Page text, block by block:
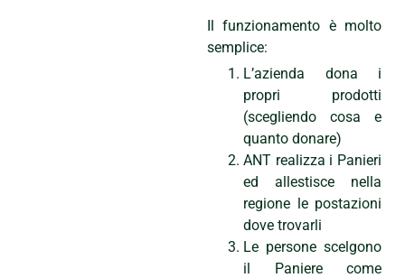
Il funzionamento è molto
semplice:
L’azienda dona i
propri prodotti
(scegliendo cosa e
quanto donare)
ANT realizza i Panieri
ed allestisce nella
regione le postazioni
dove trovarli
Le persone scelgono
il Paniere come